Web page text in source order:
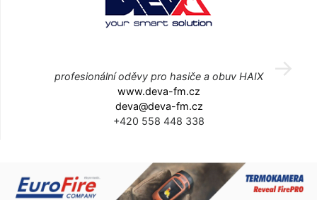
profesionální oděvy pro hasiče a obuv HAIX
www.deva-fm.cz
deva@deva-fm.cz
+420 558 448 338